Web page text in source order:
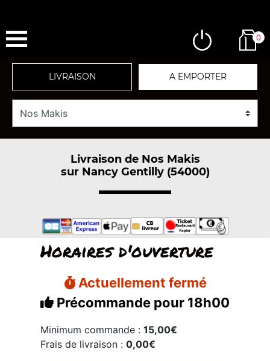
0
LIVRAISON A EMPORTER
Livraison de Nos Makis
sur Nancy Gentilly (54000)
Horaires d'ouverture
Actuellement fermé
Précommande pour 18h00
Minimum commande : 15,00€
Frais de livraison : 0,00€